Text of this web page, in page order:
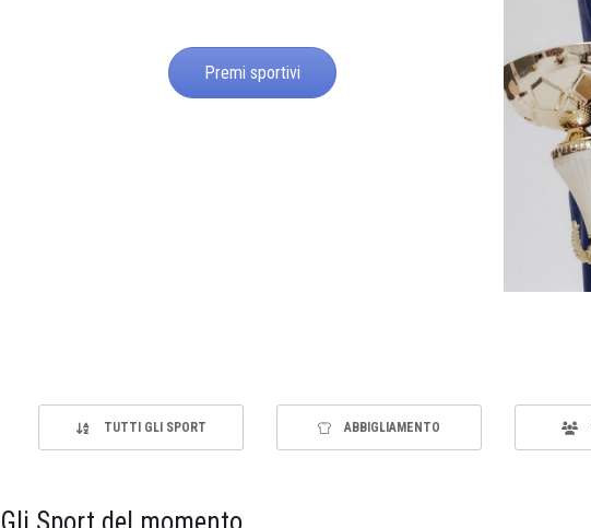
Premi sportivi
TUTTI GLI SPORT ABBIGLIAMENTO